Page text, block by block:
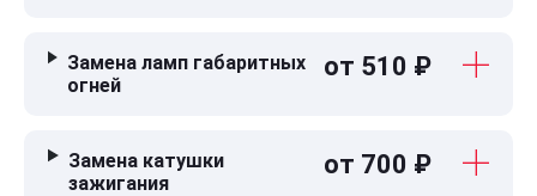
Замена ламп габаритных
огней
от 510 ₽
Замена катушки
зажигания
от 700 ₽